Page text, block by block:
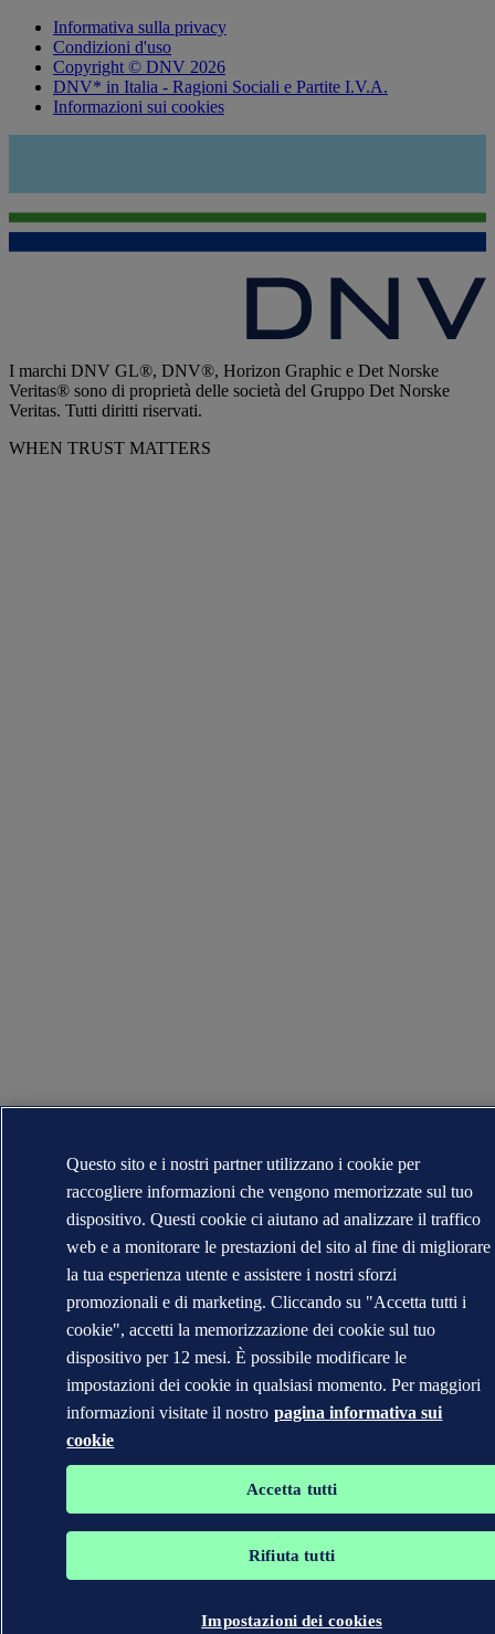
Informativa sulla privacy
Condizioni d'uso
Copyright © DNV 2026
DNV* in Italia - Ragioni Sociali e Partite I.V.A.
Informazioni sui cookies
I marchi DNV GL®, DNV®, Horizon Graphic e Det Norske
Veritas® sono di proprietà delle società del Gruppo Det Norske
Veritas. Tutti diritti riservati.
WHEN TRUST MATTERS
Questo sito e i nostri partner utilizzano i cookie per
raccogliere informazioni che vengono memorizzate sul tuo
dispositivo. Questi cookie ci aiutano ad analizzare il traffico
web e a monitorare le prestazioni del sito al fine di migliorare
la tua esperienza utente e assistere i nostri sforzi
promozionali e di marketing. Cliccando su "Accetta tutti i
cookie", accetti la memorizzazione dei cookie sul tuo
dispositivo per 12 mesi. È possibile modificare le
impostazioni dei cookie in qualsiasi momento. Per maggiori
informazioni visitate il nostro pagina informativa sui
cookie
Accetta tutti
Rifiuta tutti
Impostazioni dei cookies